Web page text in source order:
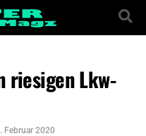
riesigen Lkw-
Februar 2020